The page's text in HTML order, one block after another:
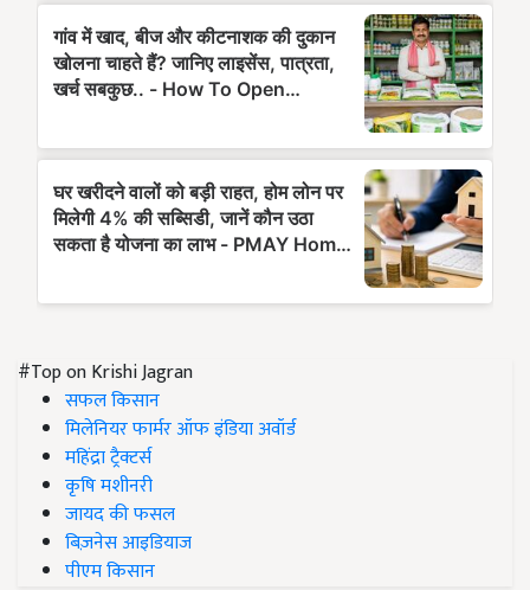
#Top on Krishi Jagran
सफल किसान
मिलेनियर फार्मर ऑफ इंडिया अवॉर्ड
महिंद्रा ट्रैक्टर्स
कृषि मशीनरी
जायद की फसल
बिज़नेस आइडियाज
पीएम किसान